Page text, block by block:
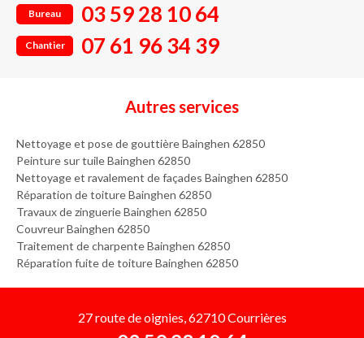
Bureau 03 59 28 10 64
Chantier 07 61 96 34 39
Autres services
Nettoyage et pose de gouttière Bainghen 62850
Peinture sur tuile Bainghen 62850
Nettoyage et ravalement de façades Bainghen 62850
Réparation de toiture Bainghen 62850
Travaux de zinguerie Bainghen 62850
Couvreur Bainghen 62850
Traitement de charpente Bainghen 62850
Réparation fuite de toiture Bainghen 62850
27 route de oignies, 62710 Courrières